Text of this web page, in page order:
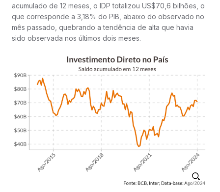
acumulado de 12 meses, o IDP totalizou US$70,6 bilhões, o
que corresponde a 3,18% do PIB, abaixo do observado no
mês passado, quebrando a tendência de alta que havia
sido observada nos últimos dois meses.